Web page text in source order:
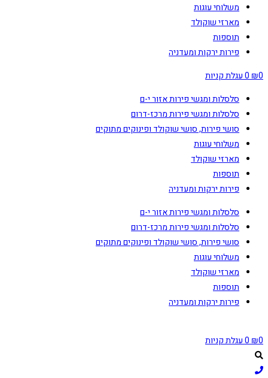
משלוחי עוגות
מארזי שוקולד
תוספות
פירות ירקות ומעדניה
₪0
0עגלת קניות
סלסלות ומגשי פירות אזור י-ם
סלסלות ומגשי פירות מרכז-דרום
סושי פירות, סושי שוקולד ופינוקים מתוקים
משלוחי עוגות
מארזי שוקולד
תוספות
פירות ירקות ומעדניה
סלסלות ומגשי פירות אזור י-ם
סלסלות ומגשי פירות מרכז-דרום
סושי פירות, סושי שוקולד ופינוקים מתוקים
משלוחי עוגות
מארזי שוקולד
תוספות
פירות ירקות ומעדניה
₪0
0עגלת קניות